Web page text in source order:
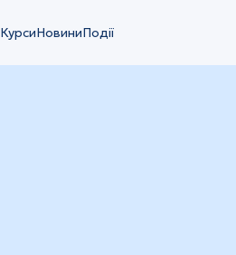
КурсиНовиниПодії